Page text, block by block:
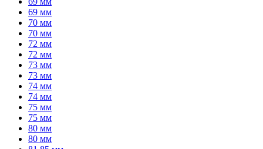
69 мм
70 мм
70 мм
72 мм
72 мм
73 мм
73 мм
74 мм
74 мм
75 мм
75 мм
80 мм
80 мм